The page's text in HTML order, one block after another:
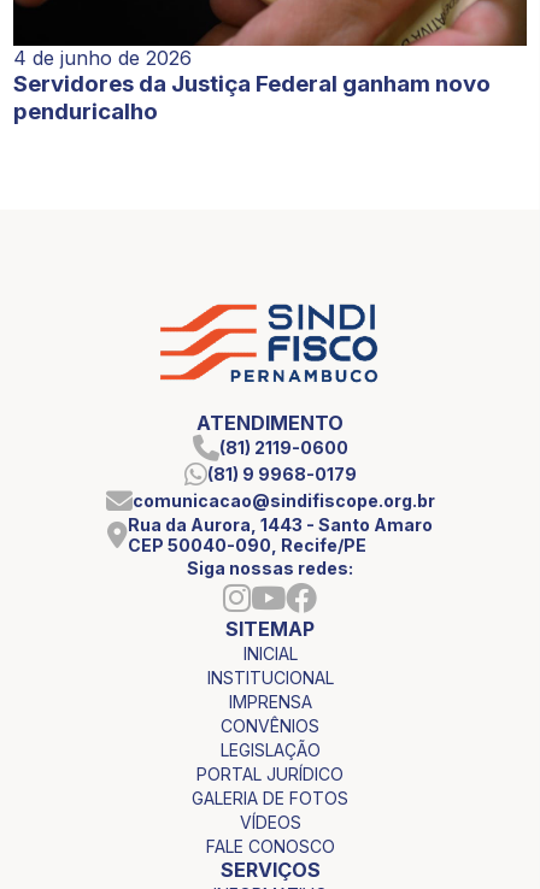
4 de junho de 2026
Servidores da Justiça Federal ganham novo
penduricalho
ATENDIMENTO
(81) 2119-0600
(81) 9 9968-0179
comunicacao@sindifiscope.org.br
Rua da Aurora, 1443 - Santo Amaro
CEP 50040-090, Recife/PE
Siga nossas redes:
SITEMAP
INICIAL
INSTITUCIONAL
IMPRENSA
CONVÊNIOS
LEGISLAÇÃO
PORTAL JURÍDICO
GALERIA DE FOTOS
VÍDEOS
FALE CONOSCO
SERVIÇOS